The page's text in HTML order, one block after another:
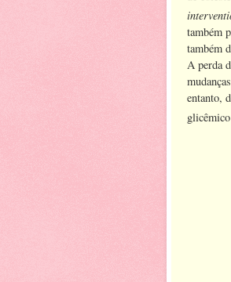
também
também
A perda
entanto,